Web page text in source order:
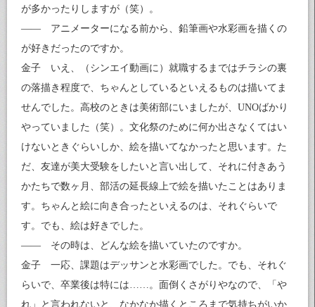
が多かったりしますが（笑）。
―― アニメーターになる前から、鉛筆画や水彩画を描くの
が好きだったのですか。
金子 いえ、（シンエイ動画に）就職するまではチラシの裏
の落描き程度で、ちゃんとしているといえるものは描いてま
せんでした。高校のときは美術部にいましたが、UNOばかり
やっていました（笑）。文化祭のために何か出さなくてはい
けないときぐらいしか、絵を描いてなかったと思います。た
だ、友達が美大受験をしたいと言い出して、それに付きあう
かたちで数ヶ月、部活の延長線上で絵を描いたことはありま
す。ちゃんと絵に向き合ったといえるのは、それぐらいで
す。でも、絵は好きでした。
―― その時は、どんな絵を描いていたのですか。
金子 一応、課題はデッサンと水彩画でした。でも、それぐ
らいで、卒業後は特には……。面倒くさがりやなので、「や
れ」と言われないと、なかなか描くところまで気持ちがいか